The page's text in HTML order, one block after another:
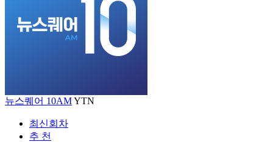
뉴스퀘어 10AMYTN
최신회차
추 천